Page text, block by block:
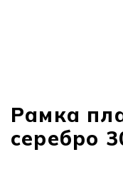
Рамка
серебро